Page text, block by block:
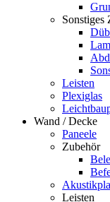
Sonstiges
Leisten
Plexiglas
Wand / Decke
Paneele
Zubehör
Leisten